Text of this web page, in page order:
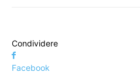
Condividere
Facebook